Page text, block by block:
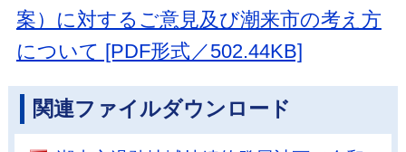
案）に対するご意見及び潮来市の考え方
について [PDF形式／502.44KB]
関連ファイルダウンロード